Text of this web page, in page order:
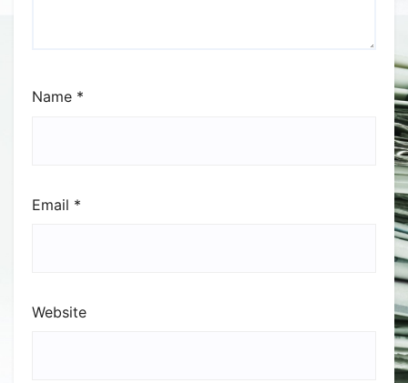
Name *
Email *
Website